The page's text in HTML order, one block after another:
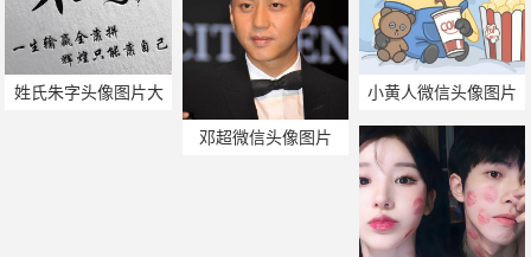
姓氏朱字头像图片大
邓超微信头像图片
小黄人微信头像图片